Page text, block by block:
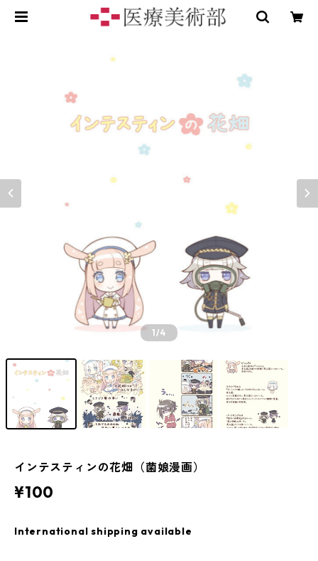
1/4
インテスティンの花畑（菌娘漫画）
¥100
International shipping available